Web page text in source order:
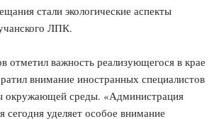
стали экологические аспекты
ЛПК.
отметил важность реализующегося в крае
внимание иностранных специалистов
окружающей среды. «Администрация
сегодня уделяет особое внимание